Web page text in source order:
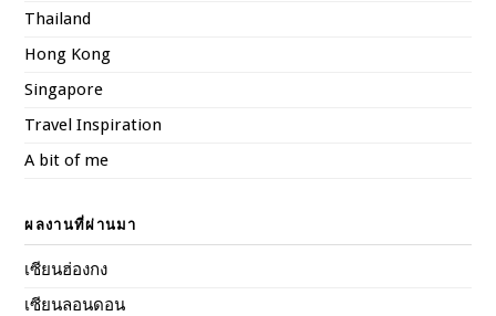
Thailand
Hong Kong
Singapore
Travel Inspiration
A bit of me
ผลงานที่ผ่านมา
เซียนฮ่องกง
เซียนลอนดอน